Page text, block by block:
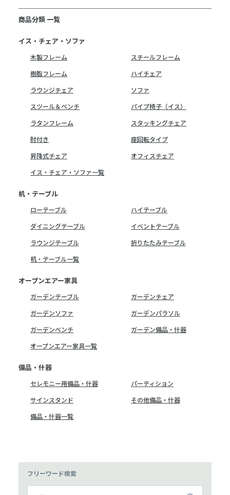
商品分類 一覧
イス・チェア・ソファ
木製フレーム
スチールフレーム
樹脂フレーム
ハイチェア
ラウンジチェア
ソファ
スツール＆ベンチ
パイプ椅子（イス）
ラタンフレーム
スタッキングチェア
肘付き
座回転タイプ
昇降式チェア
オフィスチェア
イス・チェア・ソファ一覧
机・テーブル
ローテーブル
ハイテーブル
ダイニングテーブル
イベントテーブル
ラウンジテーブル
折りたたみテーブル
机・テーブル一覧
オープンエアー家具
ガーデンテーブル
ガーデンチェア
ガーデンソファ
ガーデンパラソル
ガーデンベンチ
ガーデン備品・什器
オープンエアー家具一覧
備品・什器
セレモニー用備品・什器
パーティション
サインスタンド
その他備品・什器
備品・什器一覧
フリーワード検索